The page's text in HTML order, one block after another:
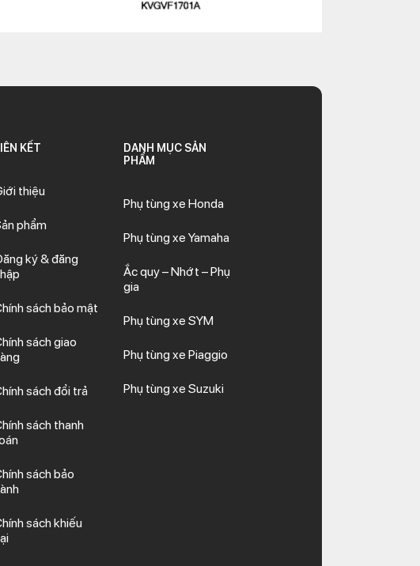
KẾT
thiệu
phẩm
ký & đăng
sách bảo mật
sách giao
sách đổi trả
sách thanh
sách bảo
sách khiếu
DANH MỤC SẢN
PHẨM
Phụ tùng xe Honda
Phụ tùng xe Yamaha
Ắc quy – Nhớt – Phụ
gia
Phụ tùng xe SYM
Phụ tùng xe Piaggio
Phụ tùng xe Suzuki